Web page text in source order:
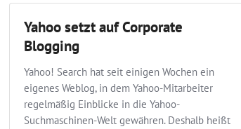
Yahoo setzt auf Corporate
Blogging
Yahoo! Search hat seit einigen Wochen ein
eigenes Weblog, in dem Yahoo-Mitarbeiter
regelmäßig Einblicke in die Yahoo-
Suchmaschinen-Welt gewähren. Deshalb heißt